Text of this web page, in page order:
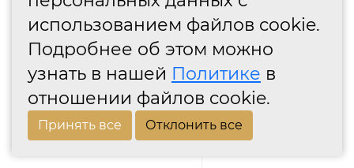
использованием файлов cookie.
Подробнее об этом можно
узнать в нашей Политике в
отношении файлов cookie.
Принять все Отклонить все